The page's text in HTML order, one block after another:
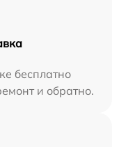
бесплатно
и обратно.